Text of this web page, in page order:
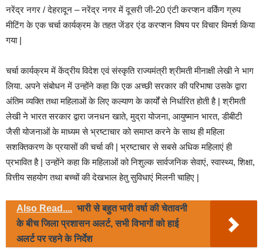
नरेंद्र नगर / देहरादून – नरेंद्र नगर में दूसरी जी-20 एंटी करप्शन वर्किंग ग्रुप
मीटिंग के एक चर्चा कार्यक्रम के तहत जेंडर एंड करप्शन विषय पर विचार विमर्श किया
गया |
चर्चा कार्यक्रम में केंद्रीय विदेश एवं संस्कृति राज्यमंत्री श्रीमती मीनाक्षी लेखी ने भाग
लिया. अपने संबोधन में उन्होंने कहा कि एक अच्छी सरकार की परिभाषा उसके द्वारा
अंतिम व्यक्ति तथा महिलाओं के लिए कल्याण के कार्यों से निर्धारित होती है | श्रीमती
लेखी ने भारत सरकार द्वारा जनधन खाते, मुद्रा योजना, आयुष्मान भारत, डीबीटी
जैसी योजनाओं के माध्यम से भ्रष्टाचार को समाप्त करने के साथ ही महिला
सशक्तिकरण के प्रयासों की चर्चा की | भ्रष्टाचार से सबसे अधिक महिलाएं ही
प्रभावित है | उन्होंने कहा कि महिलाओं को निशुल्क सार्वजनिक सेवाएं, स्वास्थ्य, शिक्षा,
वित्तीय सहयोग तथा बच्चों की देखभाल हेतु सुविधाएं मिलनी चाहिए |
Also Read.... भारी से बहुत भारी वर्षा की चेतावनी
के बीच जिला प्रशासन अलर्ट, सभी विभागों को हाई
अलर्ट पर रहने के निर्देश